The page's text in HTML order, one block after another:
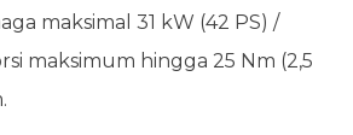
maksimal 31 kW (42 PS) /
maksimum hingga 25 Nm (2,5